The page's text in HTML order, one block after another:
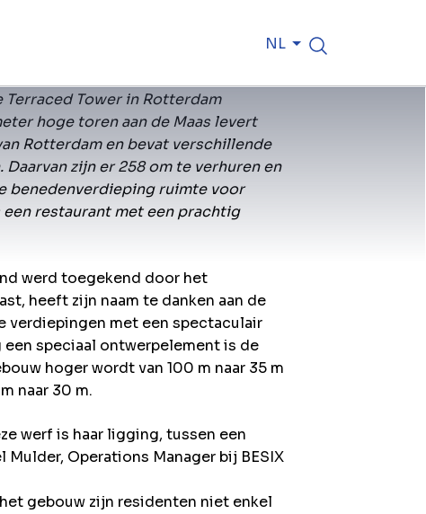
NL
Terraced Tower in Rotterdam
hoge toren aan de Maas levert
Rotterdam en bevat verschillende
zijn er 258 om te verhuren en
benedenverdieping ruimte voor
restaurant met een prachtig
werd toegekend door het
heeft zijn naam te danken aan de
verdiepingen met een spectaculair
speciaal ontwerpelement is de
hoger wordt van 100 m naar 35 m
naar 30 m.
werf is haar ligging, tussen een
Mulder, Operations Manager bij BESIX
gebouw zijn residenten niet enkel